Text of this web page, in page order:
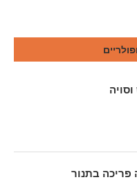
פריכה בתנור